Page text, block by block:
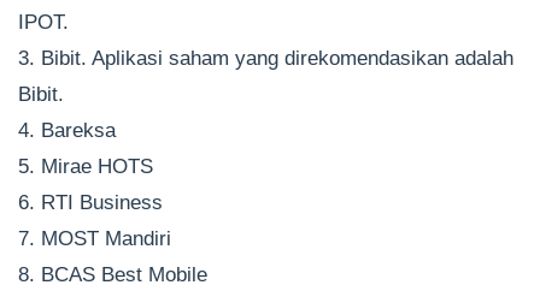
IPOT.
3. Bibit. Aplikasi saham yang direkomendasikan adalah
Bibit.
4. Bareksa
5. Mirae HOTS
6. RTI Business
7. MOST Mandiri
8. BCAS Best Mobile